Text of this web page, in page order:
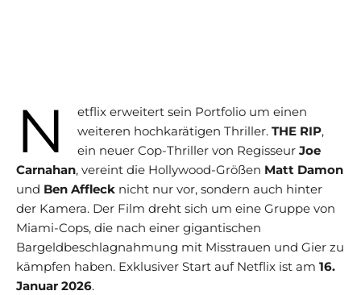
N
etflix erweitert sein Portfolio um einen
weiteren hochkarätigen Thriller. THE RIP,
ein neuer Cop-Thriller von Regisseur Joe
Carnahan, vereint die Hollywood-Größen Matt Damon
und Ben Affleck nicht nur vor, sondern auch hinter
der Kamera. Der Film dreht sich um eine Gruppe von
Miami-Cops, die nach einer gigantischen
Bargeldbeschlagnahmung mit Misstrauen und Gier zu
kämpfen haben. Exklusiver Start auf Netflix ist am 16.
Januar 2026.